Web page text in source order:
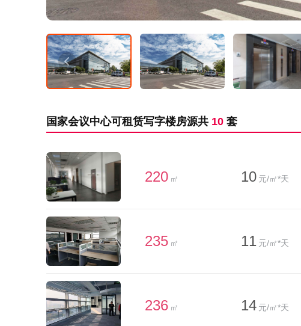
国家会议中心可租赁写字楼房源共 10 套
220 ㎡ 10 元/㎡*天
235 ㎡ 11 元/㎡*天
236 ㎡ 14 元/㎡*天